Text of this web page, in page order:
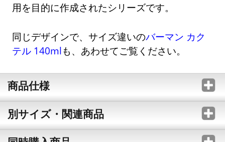
用を目的に作成されたシリーズです。
同じデザインで、サイズ違いのバーマン カク
テル 140mlも、あわせてご覧ください。
商品仕様
別サイズ・関連商品